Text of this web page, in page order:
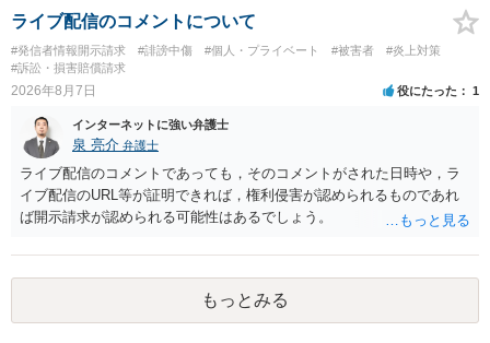
ライブ配信のコメントについて
#発信者情報開示請求 #誹謗中傷 #個人・プライベート #被害者
#炎上対策
#訴訟・損害賠償請求
2026年8月7日 役にたった 1
インターネットに強い弁護士
泉 亮介 弁護士
ライブ配信のコメントであっても，そのコメントがされた日時や，ラ
イブ配信のURL等が証明できれば，権利侵害が認められるものであれ
ば開示請求が認められる可能性はあるでしょう。
もっとみる